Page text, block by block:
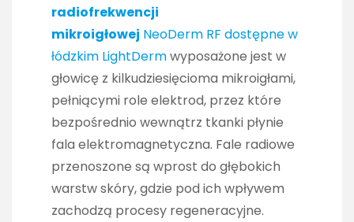
radiofrekwencji
mikroigłowej NeoDerm RF dostępne w
łódzkim LightDermwyposażone jest w
głowicę z kilkudziesięcioma mikroigłami,
pełniącymi role elektrod, przez które
bezpośrednio wewnątrz tkanki płynie
fala elektromagnetyczna. Fale radiowe
przenoszone są wprost do głębokich
warstw skóry, gdzie pod ich wpływem
zachodzą procesy regeneracyjne.